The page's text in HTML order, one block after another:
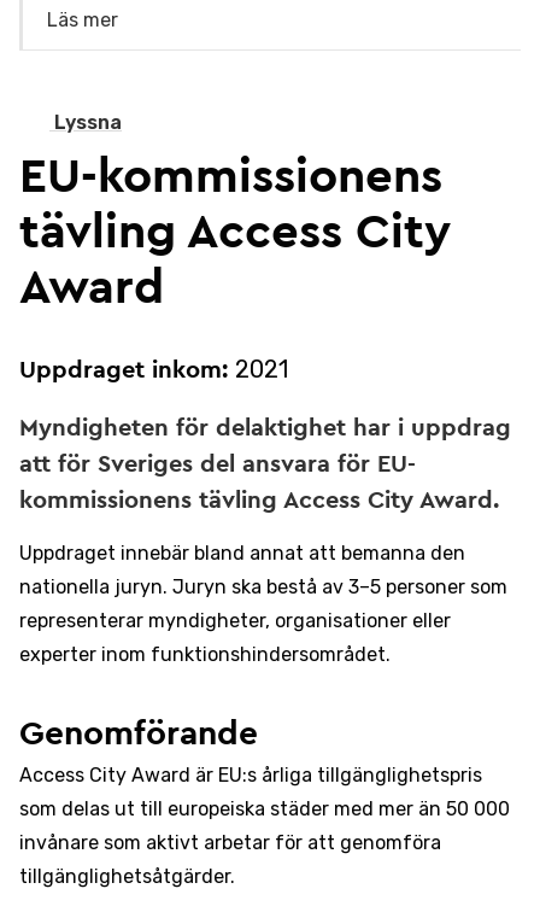
Lyssna
EU-kommissionens
tävling Access City
Award
Uppdraget inkom: 2021
Myndigheten för delaktighet har i uppdrag
att för Sveriges del ansvara för EU-
kommissionens tävling Access City Award.
Uppdraget innebär bland annat att bemanna den
nationella juryn. Juryn ska bestå av 3–5 personer som
representerar myndigheter, organisationer eller
experter inom funktionshindersområdet.
Genomförande
Access City Award är EU:s årliga tillgänglighetspris
som delas ut till europeiska städer med mer än 50 000
invånare som aktivt arbetar för att genomföra
tillgänglighetsåtgärder.
Läs mer